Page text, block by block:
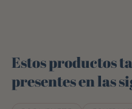
Estos productos
presentes en las